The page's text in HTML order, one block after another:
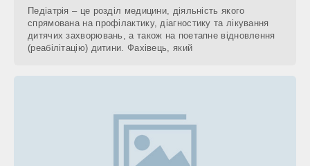
Педіатрія – це розділ медицини, діяльність якого
спрямована на профілактику, діагностику та лікування
дитячих захворювань, а також на поетапне відновлення
(реабілітацію) дитини. Фахівець, який